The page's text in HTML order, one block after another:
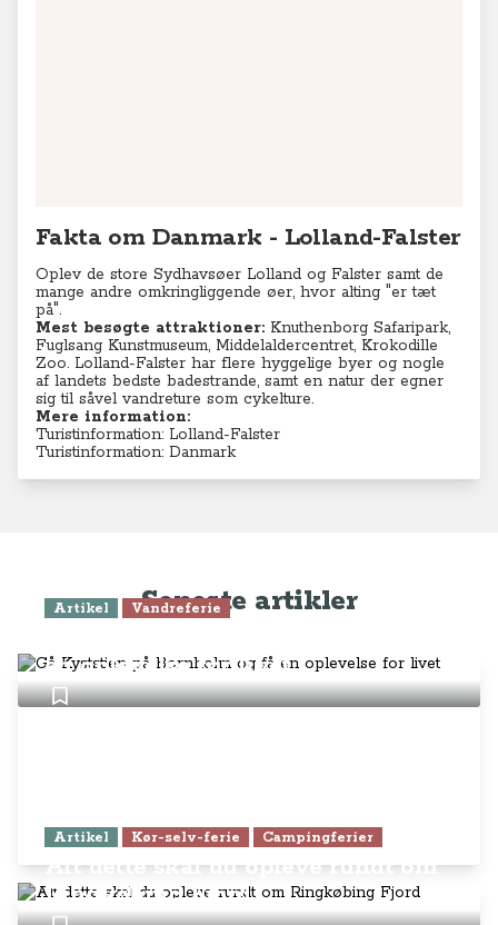
Fakta om Danmark - Lolland-Falster
Oplev de store Sydhavsøer Lolland og Falster samt de
mange andre omkringliggende øer, hvor alting "er tæt
på".
Mest besøgte attraktioner: Knuthenborg Safaripark,
Fuglsang Kunstmuseum, Middelaldercentret, Krokodille
Zoo. Lolland-Falster har flere hyggelige byer og nogle
af landets bedste badestrande, samt en natur der egner
sig til såvel vandreture som cykelture.
Mere information:
Turistinformation: Lolland-Falster
Turistinformation: Danmark
Seneste artikler
Artikel Vandreferie
en oplevelse for livet
Artikel Kør-selv-ferie Campingferier
Alt dette skal du opleve rundt om
Ringkøbing Fjord